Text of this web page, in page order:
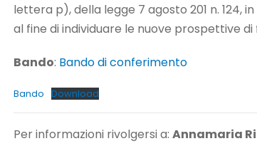
lettera p), della legge 7 agosto 201 n. 124,
al fine di individuare le nuove prospettive di
Bando: Bando di conferimento
Bando Download
Per informazioni rivolgersi a: Annamaria